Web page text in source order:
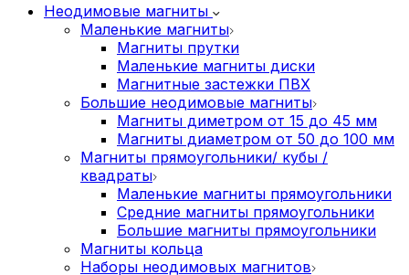
Неодимовые магниты
Маленькие магниты
Магниты прутки
Маленькие магниты диски
Магнитные застежки ПВХ
Большие неодимовые магниты
Магниты диметром от 15 до 45 мм
Магниты диаметром от 50 до 100 мм
Магниты прямоугольники/ кубы /
квадраты
Маленькие магниты прямоугольники
Средние магниты прямоугольники
Большие магниты прямоугольники
Магниты кольца
Наборы неодимовых магнитов